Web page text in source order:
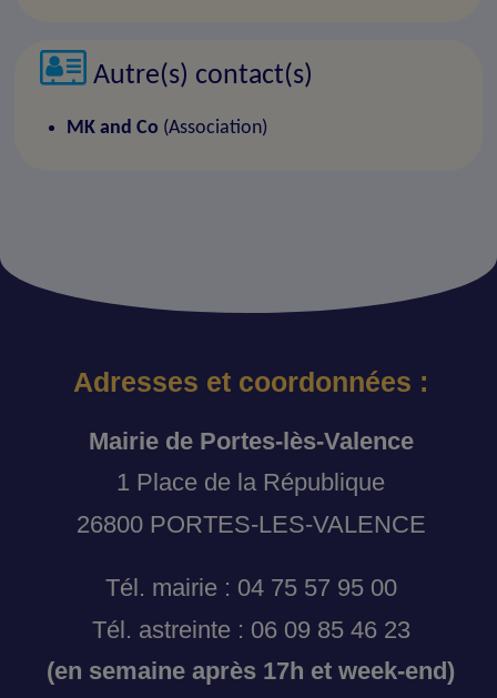
Autre(s) contact(s)
MK and Co (Association)
Adresses et coordonnées :
Mairie de Portes-lès-Valence
1 Place de la République
26800 PORTES-LES-VALENCE
Tél. mairie : 04 75 57 95 00
Tél. astreinte : 06 09 85 46 23
(en semaine après 17h et week-end)